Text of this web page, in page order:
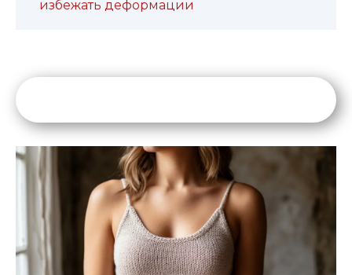
избежать деформации